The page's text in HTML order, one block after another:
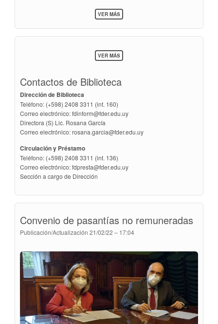
VER MÁSSOBRE
23
4
CURSO
VER MÁSSOBRE
BIBLIOTECA
Contactos de Biblioteca
Dirección de Biblioteca
Teléfono: (+598) 2408 3311 (int. 160)
Correo electrónico:
@
Directora (S) Lic. Rosana García
Correo electrónico:rosana.garcia@
Circulación y Préstamo
Teléfono: (+598) 2408 3311 (int. 136)
Correo electrónico:
@
Sección a cargo de Dirección
Convenio de pasantías no remuneradas
Publicación/Actualización 21/02/22 – 17:04